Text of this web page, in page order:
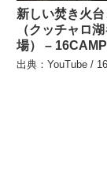
新しい焚き火
（クッチャロ
場） – 16CAMP
出典：YouTube /